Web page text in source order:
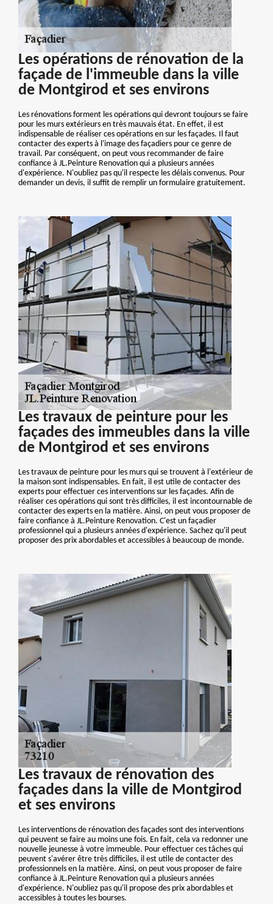
Les opérations de rénovation de la
façade de l'immeuble dans la ville
de Montgirod et ses environs
Les rénovations forment les opérations qui devront toujours se faire
pour les murs extérieurs en très mauvais état. En effet, il est
indispensable de réaliser ces opérations en sur les façades. Il faut
contacter des experts à l'image des façadiers pour ce genre de
travail. Par conséquent, on peut vous recommander de faire
confiance à JL.Peinture Renovation qui a plusieurs années
d'expérience. N'oubliez pas qu'il respecte les délais convenus. Pour
demander un devis, il suffit de remplir un formulaire gratuitement.
Les travaux de peinture pour les
façades des immeubles dans la ville
de Montgirod et ses environs
Les travaux de peinture pour les murs qui se trouvent à l'extérieur de
la maison sont indispensables. En fait, il est utile de contacter des
experts pour effectuer ces interventions sur les façades. Afin de
réaliser ces opérations qui sont très difficiles, il est incontournable de
contacter des experts en la matière. Ainsi, on peut vous proposer de
faire confiance à JL.Peinture Renovation. C'est un façadier
professionnel qui a plusieurs années d'expérience. Sachez qu'il peut
proposer des prix abordables et accessibles à beaucoup de monde.
Les travaux de rénovation des
façades dans la ville de Montgirod
et ses environs
Les interventions de rénovation des façades sont des interventions
qui peuvent se faire au moins une fois. En fait, cela va redonner une
nouvelle jeunesse à votre immeuble. Pour effectuer ces tâches qui
peuvent s'avérer être très difficiles, il est utile de contacter des
professionnels en la matière. Ainsi, on peut vous proposer de faire
confiance à JL.Peinture Renovation qui a plusieurs années
d'expérience. N'oubliez pas qu'il propose des prix abordables et
accessibles à toutes les bourses.